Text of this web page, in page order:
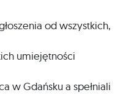
od wszystkich,
umiejętności
w Gdańsku a spełniali